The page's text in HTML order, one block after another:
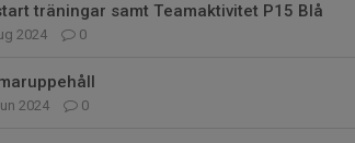
träningar samt Teamaktivitet P15 Blå
2024 0
2024 0